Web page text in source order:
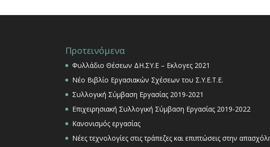
Προτεινόμενα
Φυλλάδιο Θέσεων ΔΗ.ΣΥ.Ε – Εκλογες 2021
Νέο Βιβλίο Εργασιακών Σχέσεων του Σ.Υ.Ε.Τ.Ε.
Συλλογική Σύμβαση Εργασίας 2019-2021
Επιχειρησιακή Συλλογική Σύμβαση Εργασίας 2019-2022
Κανονισμός εργασίας
Νέες τεχνολογίες στις τράπεζες και επιπτώσεις στην